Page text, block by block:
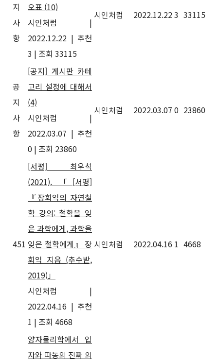
지
사
항
오표 (10)
시인처럼
|
2022.12.22 | 추천
3 | 조회 33115
시인처럼 2022.12.223 33115
공
지
사
항
[공지] 게시판 카테
고리 설정에 대해서
(4)
시인처럼
|
2022.03.07 | 추천
0 | 조회 23860
시인처럼 2022.03.07 0 23860
451
[서평] 최우석
(2021). 「[서평]
『장회익의 자연철
학 강의: 철학을 잊
은 과학에게, 과학을
잊은 철학에게』 장
회익 지음 (추수밭,
2019)」
시인처럼
|
2022.04.16 | 추천
1 | 조회 4668
시인처럼 2022.04.16 1 4668
양자물리학에서 입
자와 파동의 진짜 의